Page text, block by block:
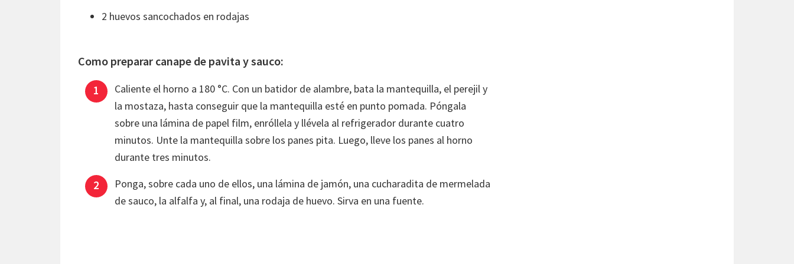
2 huevos sancochados en rodajas
Como preparar canape de pavita y sauco:
Caliente el horno a 180 °C. Con un batidor de alambre, bata la mantequilla, el perejil y
la mostaza, hasta conseguir que la mantequilla esté en punto pomada. Póngala
sobre una lámina de papel film, enróllela y llévela al refrigerador durante cuatro
minutos. Unte la mantequilla sobre los panes pita. Luego, lleve los panes al horno
durante tres minutos.
Ponga, sobre cada uno de ellos, una lámina de jamón, una cucharadita de mermelada
de sauco, la alfalfa y, al final, una rodaja de huevo. Sirva en una fuente.